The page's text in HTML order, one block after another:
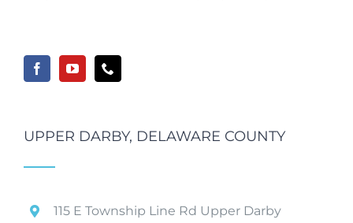
UPPER DARBY, DELAWARE COUNTY
115 E Township Line Rd Upper Darby